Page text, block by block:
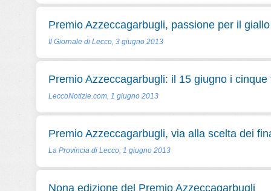
Premio Azzeccagarbugli, passione per il giallo
Il Giornale di Lecco, 3 giugno 2013
Premio Azzeccagarbugli: il 15 giugno i cinque
LeccoNotizie.com, 1 giugno 2013
Premio Azzeccagarbugli, via alla scelta dei
La Provincia di Lecco, 1 giugno 2013
Nona edizione del Premio Azzeccagarbugli